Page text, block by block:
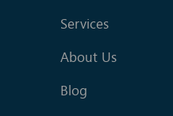
Services
About Us
Blog